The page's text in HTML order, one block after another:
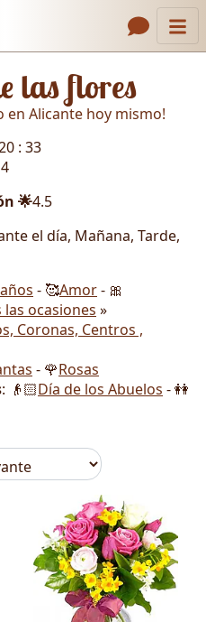
las flores
en Alicante hoy mismo!
: 33
🌟4.5
el día, Mañana, Tarde,
- 🥰Amor- 🎀
las ocasiones »
Coronas, Centros ,
- 🌹Rosas
: 👴🏻Día de los Abuelos - 👭